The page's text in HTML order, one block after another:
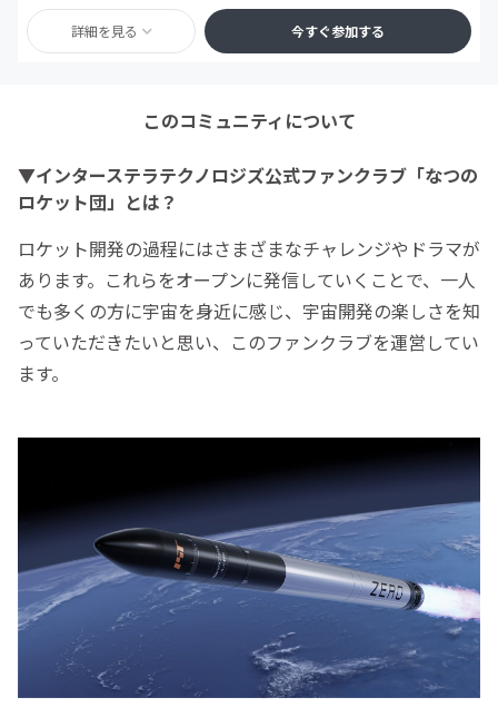
詳細を見る 今すぐ参加する
このコミュニティについて
▼インターステラテクノロジズ公式ファンクラブ「なつの
ロケット団」とは？
ロケット開発の過程にはさまざまなチャレンジやドラマが
あります。これらをオープンに発信していくことで、一人
でも多くの方に宇宙を身近に感じ、宇宙開発の楽しさを知
っていただきたいと思い、このファンクラブを運営してい
ます。